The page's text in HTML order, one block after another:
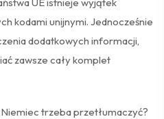
kodami unijnymi. Jednocześnie
dodatkowych informacji,
zawsze cały komplet
trzeba przetłumaczyć?